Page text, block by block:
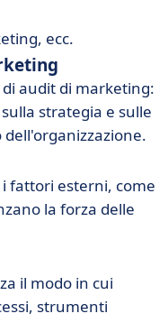
ecc.
audit di marketing:
strategia e sulle
i fattori esterni, come
la forza delle
il modo in cui
strumenti